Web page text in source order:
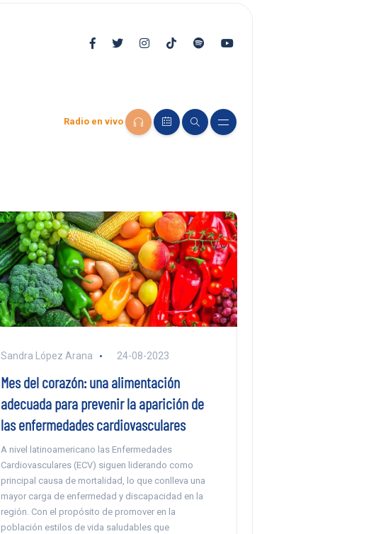
Radio en vivo
Sandra López Arana 24-08-2023
Mes del corazón: una alimentación
adecuada para prevenir la aparición de
las enfermedades cardiovasculares
A nivel latinoamericano las Enfermedades
Cardiovasculares (ECV) siguen liderando como
principal causa de mortalidad, lo que conlleva una
mayor carga de enfermedad y discapacidad en la
región. Con el propósito de promover en la
población estilos de vida saludables que